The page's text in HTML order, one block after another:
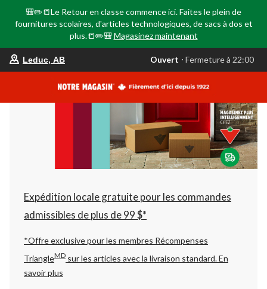
🎒✏️📒Le Retour en classe commence ici. Faites le plein de
fournitures scolaires, d'articles technologiques, de sacs à dos et
plus.📒✏️🎒 Magasinez maintenant
votre
est
AB,
Ouvert,
Fermeture
à
22:00
changer
Leduc, AB Ouvert ⋅ Fermeture à 22:00
Expédition locale gratuite pour les commandes
admissibles de plus de 99 $*
*Offre exclusive pour les membres Récompenses
TriangleMD sur les articles avec la livraison standard.En
savoir plus